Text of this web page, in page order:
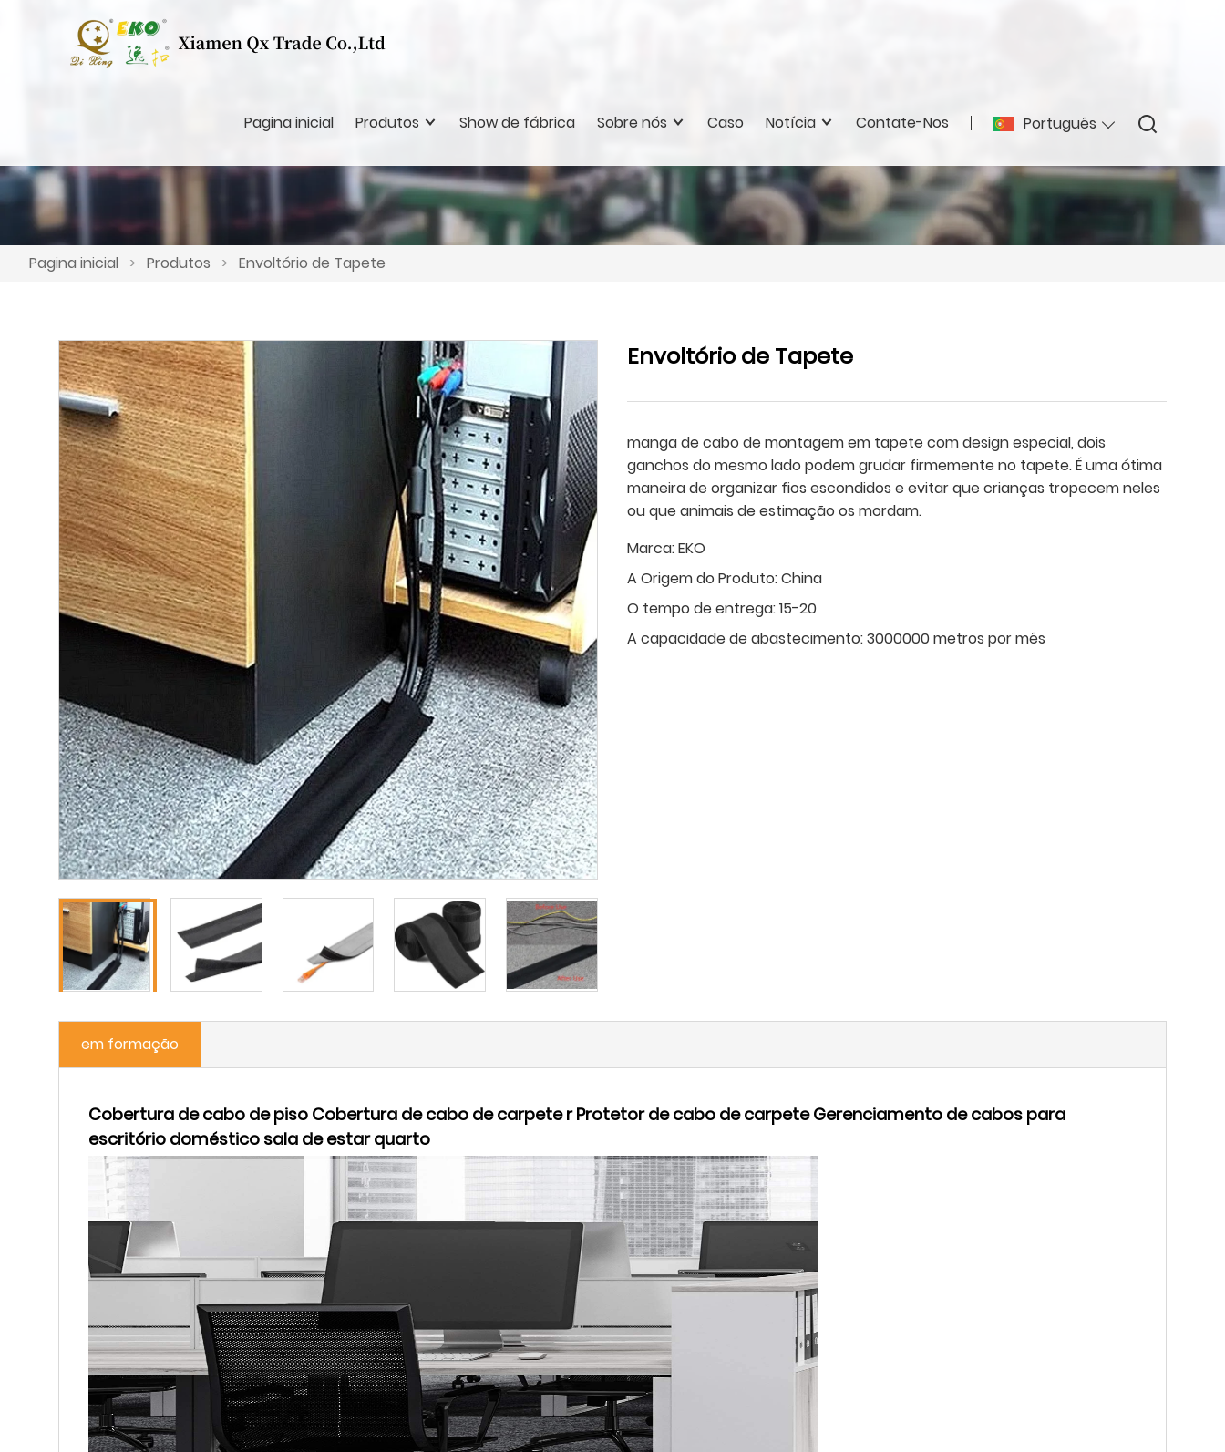
Português
Pagina inicial Produtos Show de fábrica Sobre nós Caso Notícia Contate-Nos
Pagina inicial > Produtos > Envoltório de Tapete
Envoltório de Tapete
manga de cabo de montagem em tapete com design especial, dois
ganchos do mesmo lado podem grudar firmemente no tapete. É uma ótima
maneira de organizar fios escondidos e evitar que crianças tropecem neles
ou que animais de estimação os mordam.
Marca:EKO
A Origem do Produto:China
O tempo de entrega:15-20
A capacidade de abastecimento:3000000 metros por mês
em formação
Cobertura de cabo de piso Cobertura de cabo de carpete r Protetor de cabo de carpete Gerenciamento de cabos para
escritório doméstico sala de estar quarto